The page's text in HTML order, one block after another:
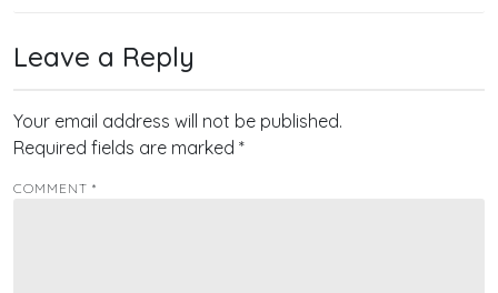
Leave a Reply
Your email address will not be published.
Required fields are marked *
COMMENT *